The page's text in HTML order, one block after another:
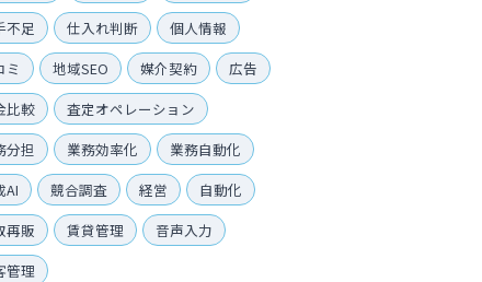
不足
仕入れ判断
個人情報
ミ
地域SEO 媒介契約
広告
比較
査定オペレーション
分担
業務効率化
業務自動化
AI
競合調査 経営
自動化
再販
賃貸管理
音声入力
管理